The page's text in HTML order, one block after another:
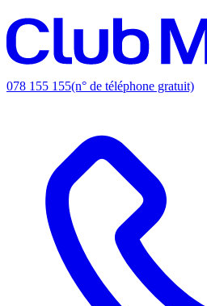
078 155 155(n° de téléphone gratuit)